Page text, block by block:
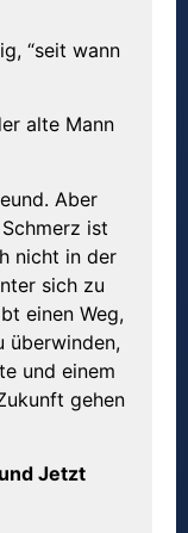
“seit wann
alte Mann
Aber
ist
nicht in der
sich zu
einen Weg,
überwinden,
und einem
gehen
Jetzt